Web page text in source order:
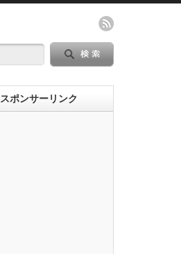
スポンサーリンク